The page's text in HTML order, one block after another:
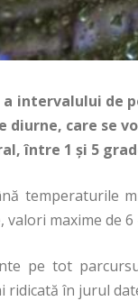
a intervalului de
diurne, care se
între 1 şi 5
temperaturile
maxime de 6
pe tot
ridicată în jurul